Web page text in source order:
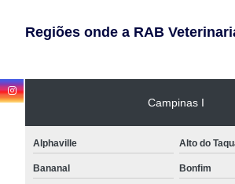
Regiões onde a RAB
Campinas I
Alphaville Alto do
Bananal Bonfim